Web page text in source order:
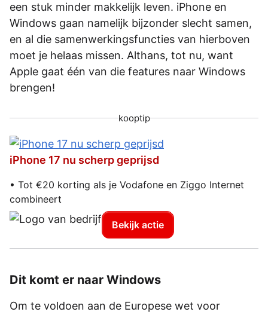
een stuk minder makkelijk leven. iPhone en
Windows gaan namelijk bijzonder slecht samen,
en al die samenwerkingsfuncties van hierboven
moet je helaas missen. Althans, tot nu, want
Apple gaat één van die features naar Windows
brengen!
kooptip
iPhone 17 nu scherp geprijsd
• Tot €20 korting als je Vodafone en Ziggo Internet
combineert
Bekijk actie
Dit komt er naar Windows
Om te voldoen aan de Europese wet voor